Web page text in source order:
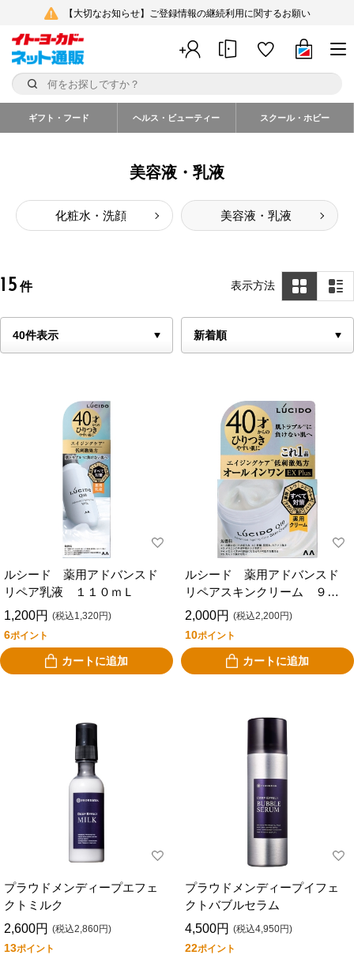
【大切なお知らせ】ご登録情報の継続利用に関するお願い
ギフト・フード ヘルス・ビューティー スクール・ホビー
美容液・乳液
化粧水・洗顔 美容液・乳液
15 件 表示方法
ルシード 薬用アドバンスド
リペア乳液 １１０ｍＬ
1,200円 (税込1,320円)
6ポイント
カートに追加
ルシード 薬用アドバンスド
リペアスキンクリーム ９０
ｇ
2,000円 (税込2,200円)
10ポイント
カートに追加
プラウドメンディープエフェ
クトミルク
2,600円 (税込2,860円)
13ポイント
プラウドメンディープイフェ
クトバブルセラム
4,500円 (税込4,950円)
22ポイント